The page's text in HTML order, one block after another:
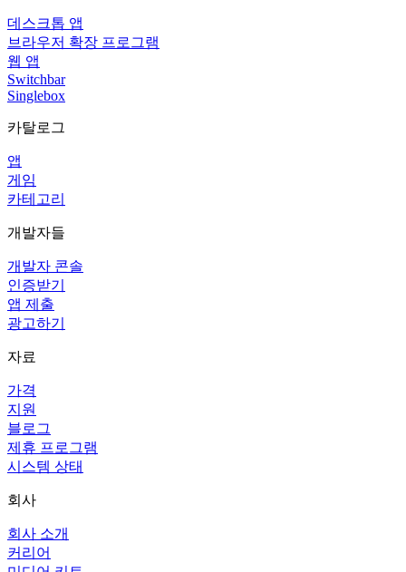
데스크톱 앱
브라우저 확장 프로그램
웹 앱
Switchbar
Singlebox
카탈로그
앱
게임
카테고리
개발자들
개발자 콘솔
인증받기
앱 제출
광고하기
자료
가격
지원
블로그
제휴 프로그램
시스템 상태
회사
회사 소개
커리어